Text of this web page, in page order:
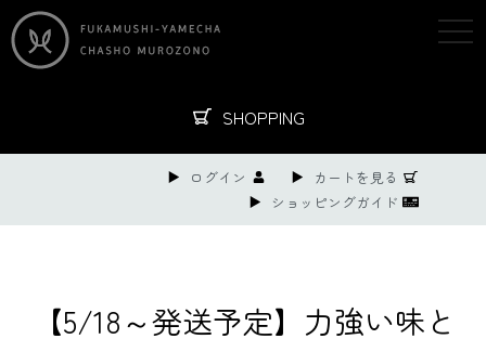
SHOPPING
ログイン
カートを見る
ショッピングガイド
【5/18～発送予定】力強い味と